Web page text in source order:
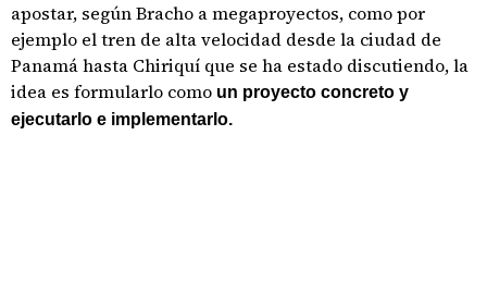
apostar, según Bracho a megaproyectos, como por
ejemplo el tren de alta velocidad desde la ciudad de
Panamá hasta Chiriquí que se ha estado discutiendo, la
idea es formularlo como un proyecto concreto y
ejecutarlo e implementarlo.